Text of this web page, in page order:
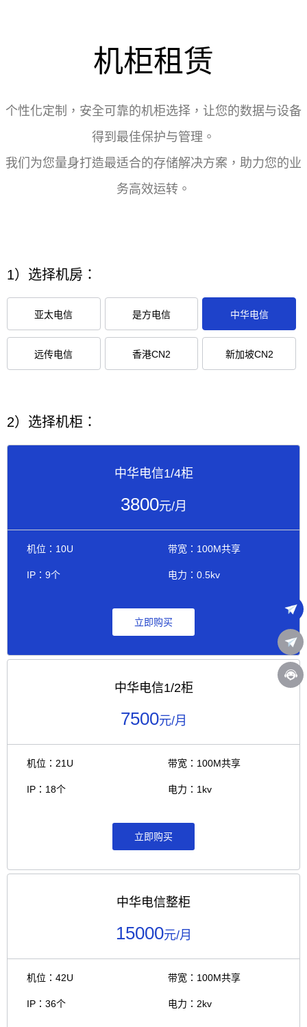
机柜租赁
个性化定制，安全可靠的机柜选择，让您的数据与设备
得到最佳保护与管理。
我们为您量身打造最适合的存储解决方案，助力您的业
务高效运转。
1）选择机房：
亚太电信 是方电信 中华电信
远传电信 香港CN2 新加坡CN2
2）选择机柜：
中华电信1/4柜
3800元/月
机位：10U
IP：9个
带宽：100M共享
电力：0.5kv
立即购买
中华电信1/2柜
7500元/月
机位：21U
IP：18个
带宽：100M共享
电力：1kv
立即购买
中华电信整柜
15000元/月
机位：42U
IP：36个
带宽：100M共享
电力：2kv